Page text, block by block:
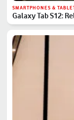
SMARTPHONES &
Galaxy Tab S12: